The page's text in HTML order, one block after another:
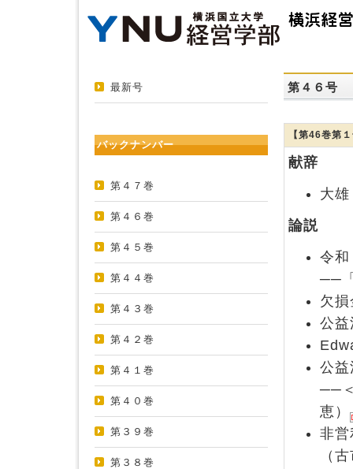
最新号
バックナンバー
第４７巻
第４６巻
第４５巻
第４４巻
第４３巻
第４２巻
第４１巻
第４０巻
第３９巻
第３８巻
第４６号
【第46巻第
献辞
大
論説
令和
──
欠
公
公益
──
恵）
非営
（